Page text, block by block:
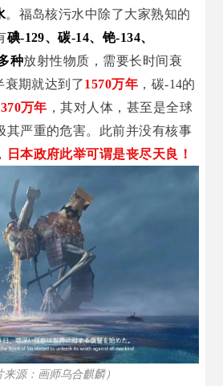
。福岛核污水中除了大家熟知的
碘-129、碳-14、铯-134、
种放射性物质，需要长时间衰
衰期就达到了1570万年 ，碳-14的
万年 ，其对人体，甚至是全球
其严重的危害。此前并没有核事
日本政府此举可谓是丧尽天良！
来源：画师乌合麒麟）